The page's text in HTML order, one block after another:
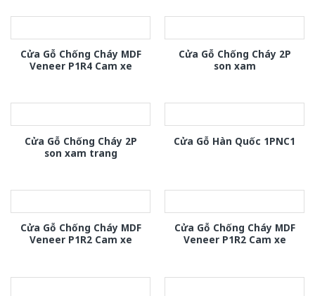
Cửa Gỗ Chống Cháy MDF
Veneer P1R4 Cam xe
Cửa Gỗ Chống Cháy 2P
son xam
Cửa Gỗ Chống Cháy 2P
son xam trang
Cửa Gỗ Hàn Quốc 1PNC1
Cửa Gỗ Chống Cháy MDF
Veneer P1R2 Cam xe
Cửa Gỗ Chống Cháy MDF
Veneer P1R2 Cam xe